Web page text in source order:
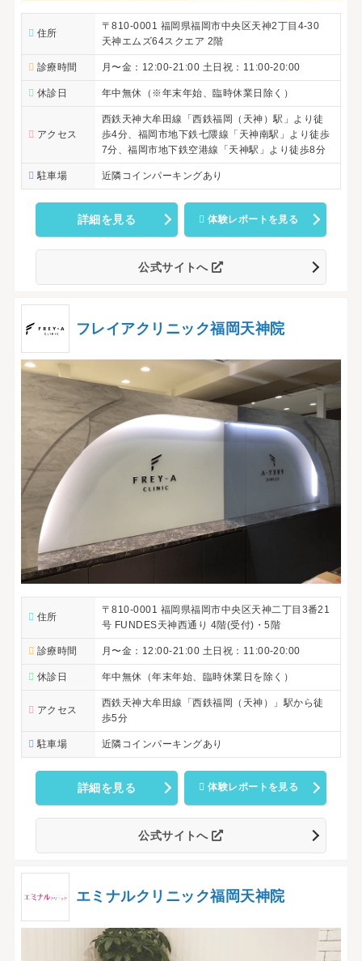
住所
〒810-0001 福岡県福岡市中央区天神2丁目4-30
天神エムズ64スクエア 2階
診療時間 月〜金：12:00-21:00 土日祝：11:00-20:00
休診日 年中無休（※年末年始、臨時休業日除く）
アクセス
西鉄天神大牟田線「西鉄福岡（天神）駅」より徒
歩4分、福岡市地下鉄七隈線「天神南駅」より徒歩
7分、福岡市地下鉄空港線「天神駅」より徒歩8分
駐車場 近隣コインパーキングあり
詳細を見る 体験レポートを見る
公式サイトへ
フレイアクリニック福岡天神院
住所
〒810-0001 福岡県福岡市中央区天神二丁目3番21
号 FUNDES天神西通り 4階(受付)・5階
診療時間 月〜金：12:00-21:00 土日祝：11:00-20:00
休診日 年中無休（年末年始、臨時休業日を除く）
アクセス
西鉄天神大牟田線「西鉄福岡（天神）」駅から徒
歩5分
駐車場 近隣コインパーキングあり
詳細を見る 体験レポートを見る
公式サイトへ
エミナルクリニック福岡天神院